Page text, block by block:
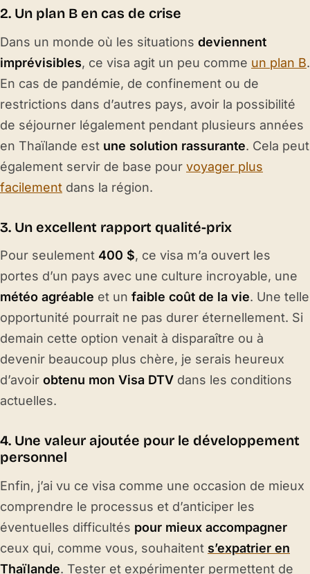
2. Un plan B en cas de crise
Dans un monde où les situations deviennent
imprévisibles, ce visa agit un peu comme un plan B.
En cas de pandémie, de confinement ou de
restrictions dans d’autres pays, avoir la possibilité
de séjourner légalement pendant plusieurs années
en Thaïlande est une solution rassurante. Cela peut
également servir de base pour voyager plus
facilement dans la région.
3. Un excellent rapport qualité-prix
Pour seulement 400 $, ce visa m’a ouvert les
portes d’un pays avec une culture incroyable, une
météo agréable et un faible coût de la vie. Une telle
opportunité pourrait ne pas durer éternellement. Si
demain cette option venait à disparaître ou à
devenir beaucoup plus chère, je serais heureux
d’avoir obtenu mon Visa DTV dans les conditions
actuelles.
4. Une valeur ajoutée pour le développement
personnel
Enfin, j’ai vu ce visa comme une occasion de mieux
comprendre le processus et d’anticiper les
éventuelles difficultés pour mieux accompagner
ceux qui, comme vous, souhaitent s’expatrier en
Thaïlande. Tester et expérimenter permettent de